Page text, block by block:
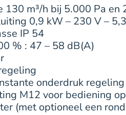
130 m³/h bij 5.000 Pa en
0,9 kW – 230 V –
IP 54
% : 47 – 58 dB(A)
onderdruk regeling
M12 voor bediening
(met optioneel een